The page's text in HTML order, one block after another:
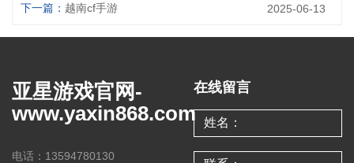
下一篇： 越南cf手游 2025-06-13
亚星游戏官网-
www.yaxin868.com
电话：13594780130
在线留言